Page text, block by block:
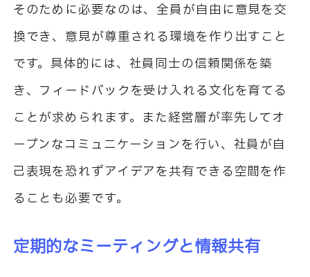
そのために必要なのは、全員が自由に意見を交
換でき、意見が尊重される環境を作り出すこと
です。具体的には、社員同士の信頼関係を築
き、フィードバックを受け入れる文化を育てる
ことが求められます。また経営層が率先してオ
ープンなコミュニケーションを行い、社員が自
己表現を恐れずアイデアを共有できる空間を作
ることも必要です。
定期的なミーティングと情報共有